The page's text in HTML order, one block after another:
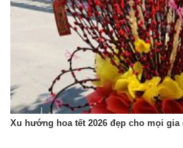
Xu hướng hoa tết 2026 đẹp cho mọi gia